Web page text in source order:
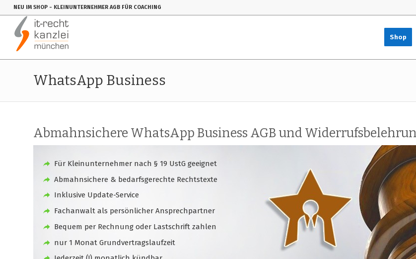
NEU IM SHOP - KLEINUNTERNEHMER AGB FÜR COACHING
Shop
WhatsApp Business
Abmahnsichere WhatsApp Business AGB und
Für Kleinunternehmer nach § 19 UstG geeignet
Abmahnsichere & bedarfsgerechte Rechtstexte
Inklusive Update-Service
Fachanwalt als persönlicher Ansprechpartner
Bequem per Rechnung oder Lastschrift zahlen
nur 1 Monat Grundvertragslaufzeit